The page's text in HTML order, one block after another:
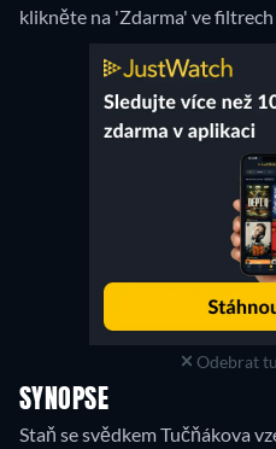
klikněte na 'Zdarma' ve
Odebrat
SYNOPSE
Staň se svědkem Tučňákova